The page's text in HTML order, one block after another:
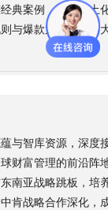
典案例，掌握本土
与爆款策略，通
与智库资源，深
财富管理的前沿阵
南亚战略跳板，
肯战略合作深化